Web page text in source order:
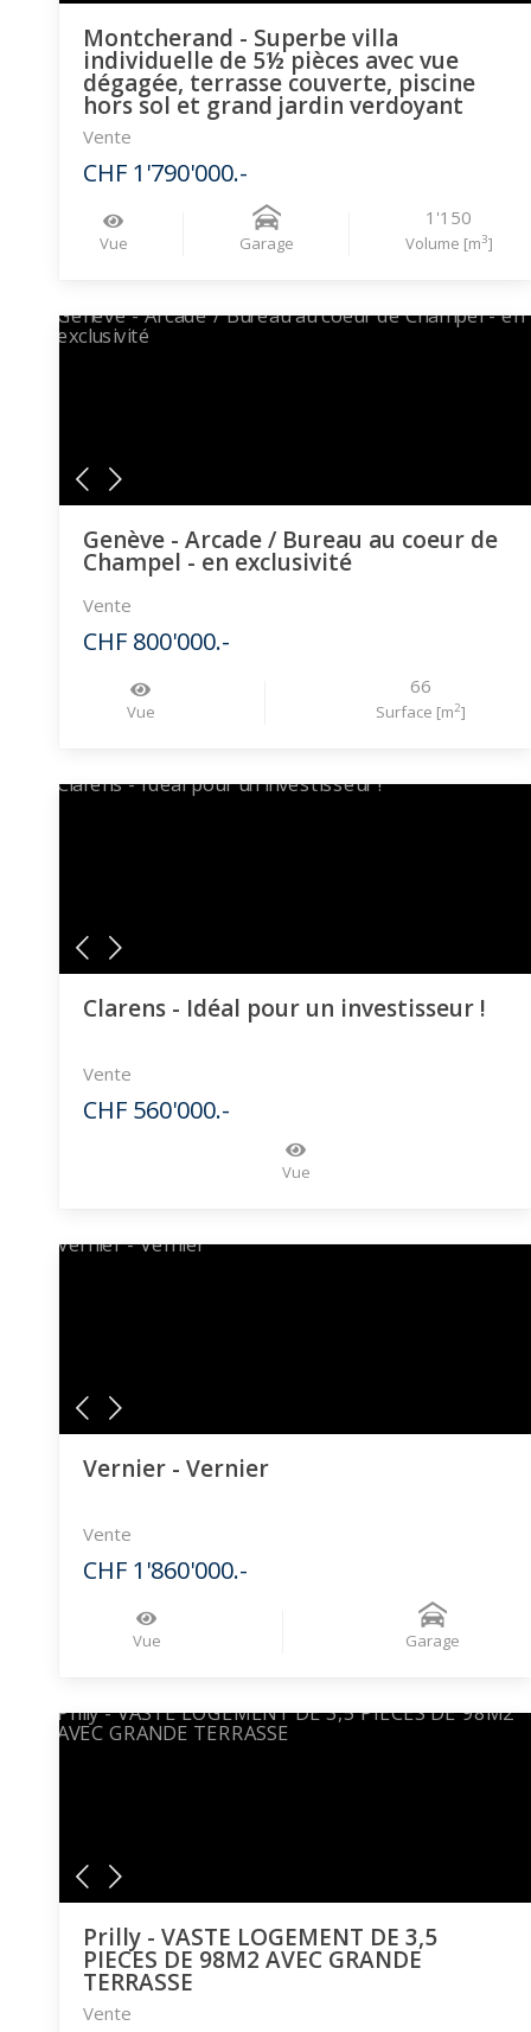
Montcherand - Superbe villa
individuelle de 5½ pièces avec vue
dégagée, terrasse couverte, piscine
hors sol et grand jardin verdoyant
Vente
CHF 1'790'000.-
Vue Garage
1'150
Volume [m3]
Genève - Arcade / Bureau au coeur de
Champel - en exclusivité
Vente
CHF 800'000.-
Vue
66
Surface [m2]
Clarens - Idéal pour un investisseur !
Vente
CHF 560'000.-
Vue
Vernier - Vernier
Vente
CHF 1'860'000.-
Vue Garage
Prilly - VASTE LOGEMENT DE 3,5
PIECES DE 98M2 AVEC GRANDE
TERRASSE
Vente